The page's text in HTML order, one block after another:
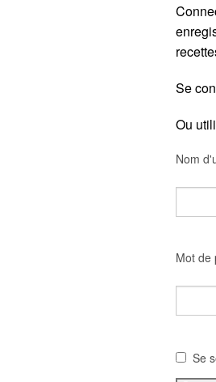
Se
Ou
Nom
Mot de
Se